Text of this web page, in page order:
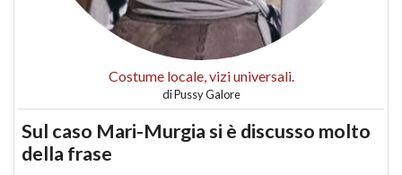
Costume locale, vizi universali.
diPussy Galore
Sul caso Mari-Murgia si è discusso molto
della frase